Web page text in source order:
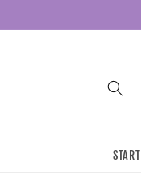
Inhalt
START